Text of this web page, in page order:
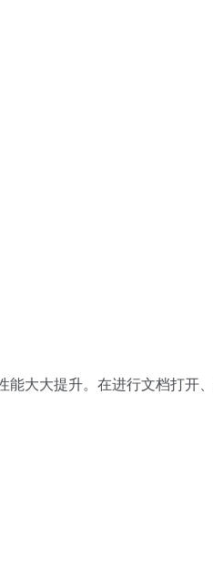
大大提升。在进行文档打开